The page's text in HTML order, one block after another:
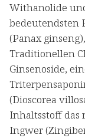
Withanolide
bedeutendsten
(Panax
Traditionellen
Ginsenoside,
(Dioscorea
Inhaltsstoff das
Ingwer